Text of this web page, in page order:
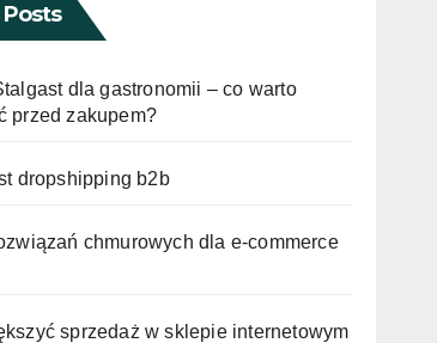
dla gastronomii – co warto
przed zakupem?
dropshipping b2b
chmurowych dla e-commerce
sprzedaż w sklepie internetowym